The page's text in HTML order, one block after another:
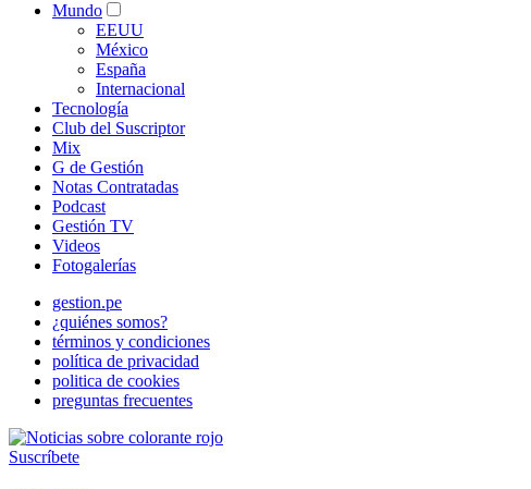
Mundo
EEUU
México
España
Internacional
Tecnología
Club del Suscriptor
Mix
G de Gestión
Notas Contratadas
Podcast
Gestión TV
Videos
Fotogalerías
gestion.pe
¿quiénes somos?
términos y condiciones
política de privacidad
politica de cookies
preguntas frecuentes
Suscríbete